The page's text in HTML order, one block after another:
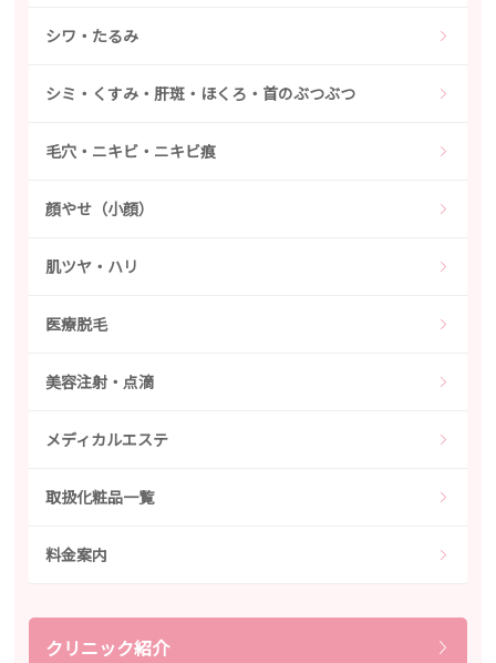
シワ・たるみ
シミ・くすみ・肝斑・ほくろ・首のぶつぶつ
毛穴・ニキビ・ニキビ痕
顔やせ（小顔）
肌ツヤ・ハリ
医療脱毛
美容注射・点滴
メディカルエステ
取扱化粧品一覧
料金案内
クリニック紹介